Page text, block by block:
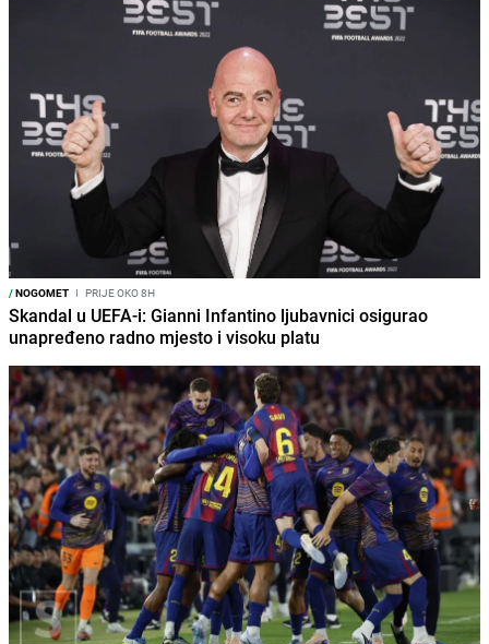
/NOGOMET I PRIJE OKO 8H
Skandal u UEFA-i: Gianni Infantino ljubavnici osigurao
unapređeno radno mjesto i visoku platu